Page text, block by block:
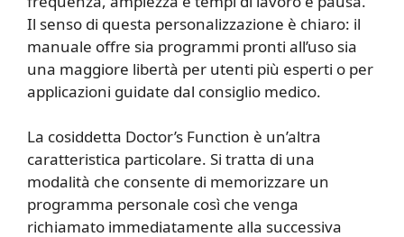
Il senso di questa personalizzazione è chiaro: il
manuale offre sia programmi pronti all’uso sia
una maggiore libertà per utenti più esperti o per
applicazioni guidate dal consiglio medico.
La cosiddetta Doctor’s Function è un’altra
caratteristica particolare. Si tratta di una
modalità che consente di memorizzare un
programma personale così che venga
richiamato immediatamente alla successiva